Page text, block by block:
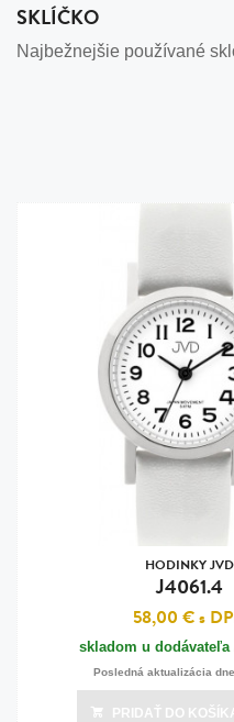
SKLÍČKO
Najbežnejšie používané
HODINKY JVD
J4061.4
58,00 €s
skladom u
Posledná aktualizácia
PRIDAŤ DO